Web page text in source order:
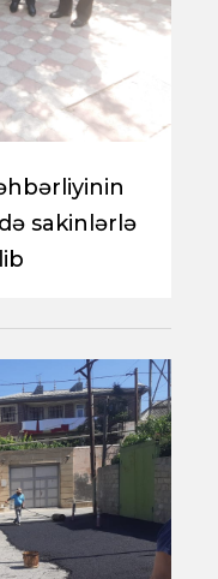
sakinlərlə